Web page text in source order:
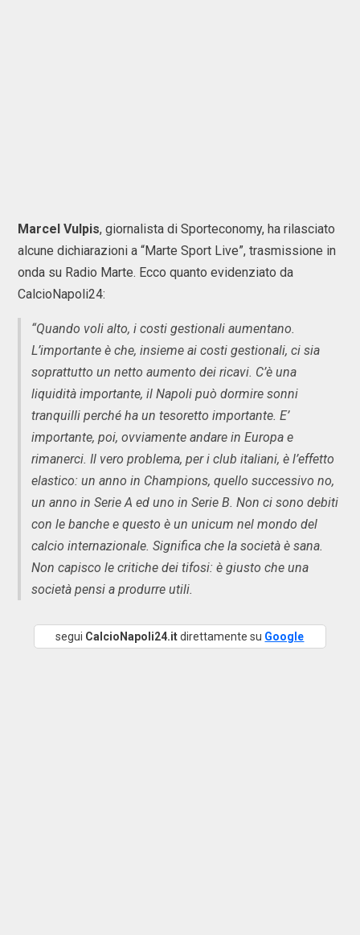
Marcel Vulpis, giornalista di Sporteconomy, ha rilasciato
alcune dichiarazioni a “Marte Sport Live”, trasmissione in
onda su Radio Marte. Ecco quanto evidenziato da
CalcioNapoli24:
“Quando voli alto, i costi gestionali aumentano.
L’importante è che, insieme ai costi gestionali, ci sia
soprattutto un netto aumento dei ricavi. C’è una
liquidità importante, il Napoli può dormire sonni
tranquilli perché ha un tesoretto importante. E’
importante, poi, ovviamente andare in Europa e
rimanerci. Il vero problema, per i club italiani, è l’effetto
elastico: un anno in Champions, quello successivo no,
un anno in Serie A ed uno in Serie B. Non ci sono debiti
con le banche e questo è un unicum nel mondo del
calcio internazionale. Significa che la società è sana.
Non capisco le critiche dei tifosi: è giusto che una
società pensi a produrre utili.
segui CalcioNapoli24.itdirettamente su Google